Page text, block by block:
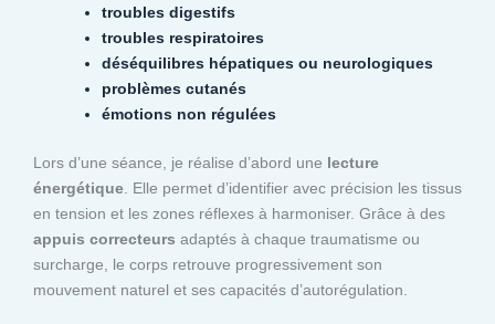
troubles digestifs
troubles respiratoires
déséquilibres hépatiques ou neurologiques
problèmes cutanés
émotions non régulées
Lors d’une séance, je réalise d’abord une lecture
énergétique . Elle permet d’identifier avec précision les tissus
en tension et les zones réflexes à harmoniser. Grâce à des
appuis correcteurs adaptés à chaque traumatisme ou
surcharge, le corps retrouve progressivement son
mouvement naturel et ses capacités d’autorégulation.